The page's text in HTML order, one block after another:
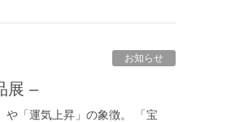
お知らせ
展 –
や「運気上昇」の象徴。 「宝